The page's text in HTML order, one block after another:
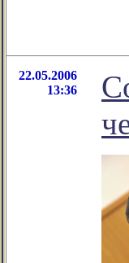
22.05.2006
13:36